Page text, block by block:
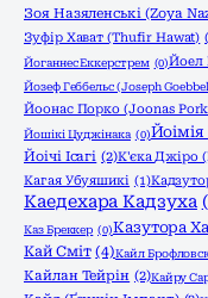
Зоя Назяленські (Zoya
Зуфір Хават (Thufir Hawat)
Йоганнес Еккерстрем (0)Йоел
Йозеф Геббельс (Joseph
Йоонас Порко (Joonas
Йошікі Цуджінака (0)
Йоічі Ісагі (2)К'єка Джіро
Кагая Убуяшикі (1)
Каедехара Кадзуха
Каз Бреккер (0)Казутора
Кай Сміт (4)Кайл
Кайлан Тейрін (2)Кайру